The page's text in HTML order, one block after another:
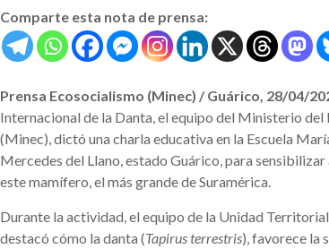
Comparte esta nota de prensa:
Prensa Ecosocialismo (Minec) / Guárico, 28/04/
Internacional de la Danta, el equipo del Ministerio
(Minec), dictó una charla educativa en la Escuela
Mercedes del Llano, estado Guárico, para
este mamífero, el más grande de Suramérica.
Durante la actividad, el equipo de la Unidad
destacó cómo la danta (Tapirus terrestris), favorece la